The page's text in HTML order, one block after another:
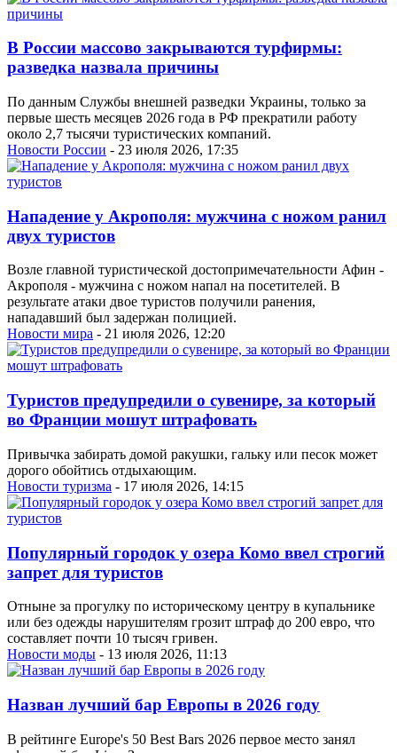
В России массово закрываются турфирмы:
разведка назвала причины
По данным Службы внешней разведки Украины, только за
первые шесть месяцев 2026 года в РФ прекратили работу
около 2,7 тысячи туристических компаний.
Новости России - 23 июля 2026, 17:35
Нападение у Акрополя: мужчина с ножом ранил
двух туристов
Возле главной туристической достопримечательности Афин -
Акрополя - мужчина с ножом напал на посетителей. В
результате атаки двое туристов получили ранения,
нападавший был задержан полицией.
Новости мира - 21 июля 2026, 12:20
Туристов предупредили о сувенире, за который
во Франции мошут штрафовать
Привычка забирать домой ракушки, гальку или песок может
дорого обойтись отдыхающим.
Новости туризма - 17 июля 2026, 14:15
Популярный городок у озера Комо ввел строгий
запрет для туристов
Отныне за прогулку по историческому центру в купальнике
или без одежды нарушителям грозит штраф до 200 евро, что
составляет почти 10 тысяч гривен.
Новости моды - 13 июля 2026, 11:13
Назван лучший бар Европы в 2026 году
В рейтинге Europe's 50 Best Bars 2026 первое место занял